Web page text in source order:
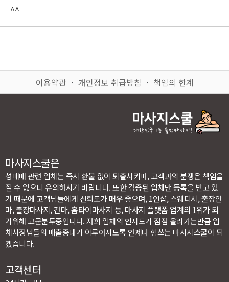
^^
이용약관 ㆍ 개인정보 취급방침 ㆍ 책임의 한계
고객센터
마사지스쿨은
성매매 관련 업체는 즉시 환불 없이 퇴출시키며, 고객과의 분쟁은 책임을
질 수 없으니 유의하시기 바랍니다. 또한 검증된 업체만 등록을 받고 있
기 때문에 고객님들에게 신뢰도가 매우 좋으며, 1인샵, 스웨디시, 출장안
마, 출장마사지, 건마, 홈타이마사지 등, 마사지 플랫폼 업계의 1위가 되
기위해 고군분투중입니다. 저희 업체의 인지도가 점점 올라가는만큼 업
체사장님들의 매출증대가 이루어지도록 언제나 힘쓰는 마사지스쿨이 되
겠습니다.